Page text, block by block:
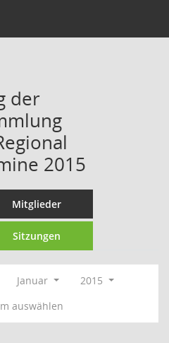
der
2015
Mitglieder
Sitzungen
Januar
2015
auswählen